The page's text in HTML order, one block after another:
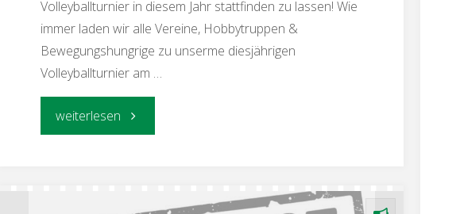
Volleyballturnier in diesem Jahr stattfinden zu lassen! Wie
immer laden wir alle Vereine, Hobbytruppen &
Bewegungshungrige zu unserme diesjährigen
Volleyballturnier am …
weiterlesen "Volleyballturnier